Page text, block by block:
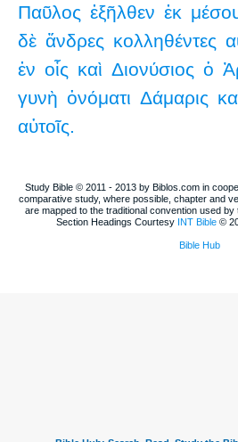
Παῦλος ἐξῆλθεν ἐκ
δὲ ἄνδρες κολληθέντες
ἐν οἷς καὶ Διονύσιος ὁ
γυνὴ ὀνόματι Δάμαρις
αὐτοῖς.
Study Bible © 2011 - 2013 by Biblos.com in
comparative study, where possible, chapter and
are mapped to the traditional convention used by
Section Headings Courtesy INT Bible ©
Bible Hub